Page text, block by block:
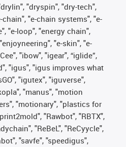
"dryspin", "dry-tech",
"e-chain systems", "e-
"e-loop", "energy chain",
"e-skin", "e-
"ibow", "igear", “iglide”,
"igus", "igus improves what
"igutex", "iguverse",
"manus", "motion
"motionary", "plastics for
"Rawbot", "RBTX",
"ReBeL", "ReCyycle",
"savfe", "speedigus",